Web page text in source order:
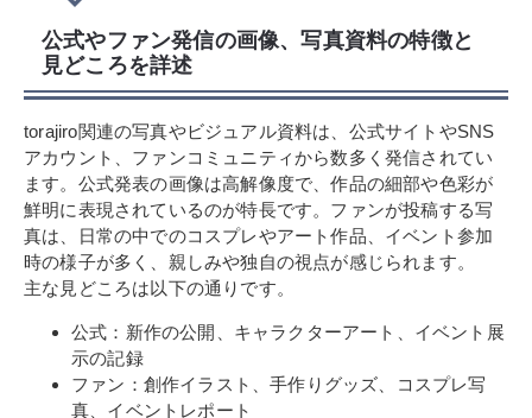
公式やファン発信の画像、写真資料の特徴と
見どころを詳述
torajiro関連の写真やビジュアル資料は、公式サイトやSNS
アカウント、ファンコミュニティから数多く発信されてい
ます。公式発表の画像は高解像度で、作品の細部や色彩が
鮮明に表現されているのが特長です。ファンが投稿する写
真は、日常の中でのコスプレやアート作品、イベント参加
時の様子が多く、親しみや独自の視点が感じられます。
主な見どころは以下の通りです。
公式：新作の公開、キャラクターアート、イベント展
示の記録
ファン：創作イラスト、手作りグッズ、コスプレ写
真、イベントレポート